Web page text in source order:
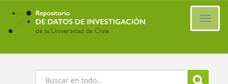
Ir
contenido
principal
Buscar